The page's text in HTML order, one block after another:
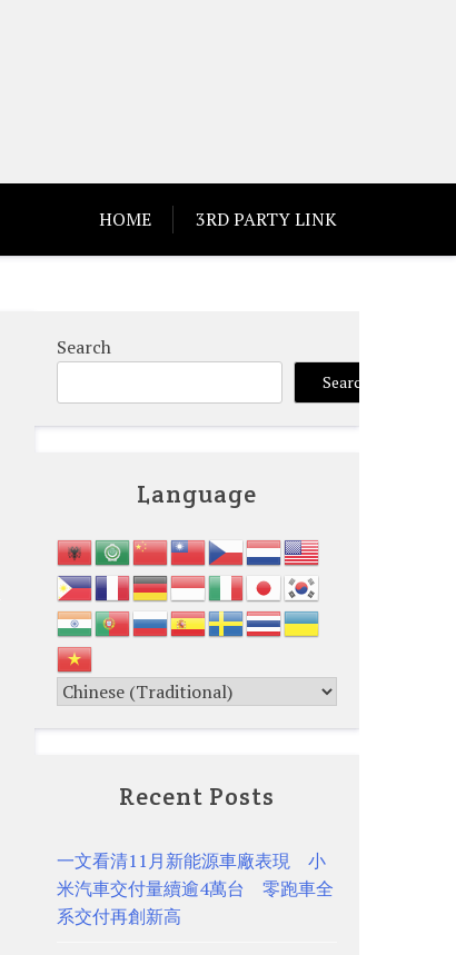
HOME 3RD PARTY LINK
Search
Search
Language
Recent Posts
一文看清11月新能源車廠表現 小
米汽車交付量續逾4萬台 零跑車全
系交付再創新高